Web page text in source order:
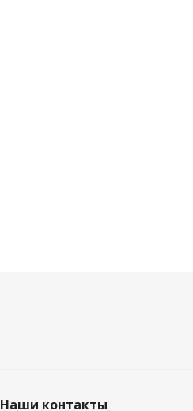
Наши контакты